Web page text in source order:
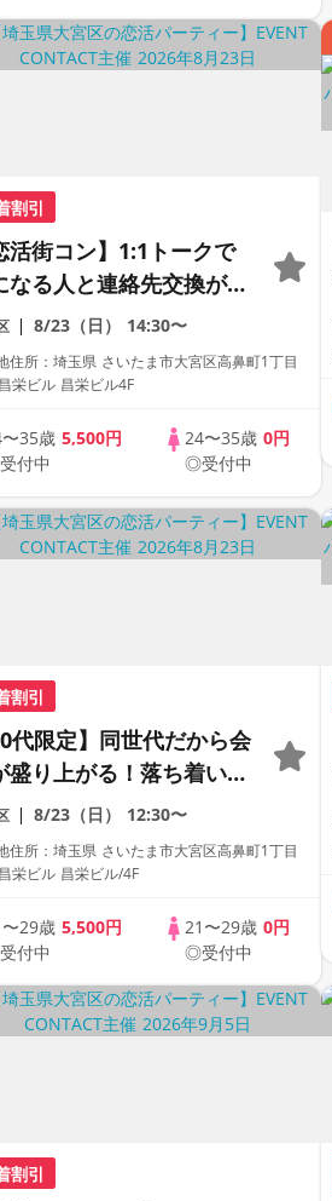
割引
活街コン】1:1トークで
なる人と連絡先交換がで
人気イベント《完全貸切
》《初心者大歓迎》
8/23（日） 14:30〜
住所：埼玉県 さいたま市大宮区高鼻町1丁目
栄ビル 昌栄ビル4F
〜35歳5,500円
付中
24〜35歳0円
◎受付中
割引
代限定】同世代だから会
盛り上がる！落ち着いた
でじっくり話し合える＃
貸切会場＃1:1トーク
8/23（日） 12:30〜
住所：埼玉県 さいたま市大宮区高鼻町1丁目
栄ビル 昌栄ビル/4F
〜29歳5,500円
付中
21〜29歳0円
◎受付中
割引